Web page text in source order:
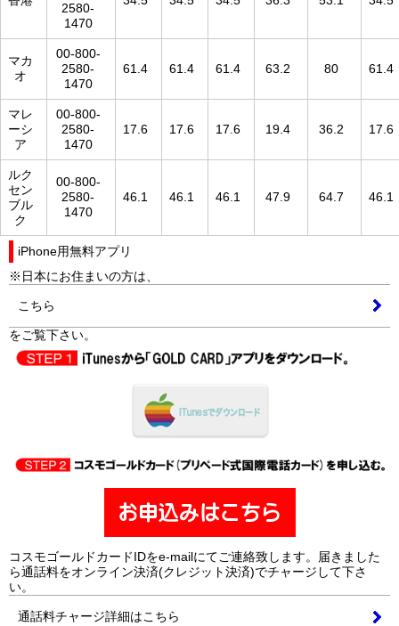
2580-
1470
マカ
オ
00-800-
2580-
1470
61.4 61.4 61.4 63.2 80 61.4
マレ
ーシ
ア
00-800-
2580-
1470
17.6 17.6 17.6 19.4 36.2 17.6
ルク
セン
ブル
ク
00-800-
2580-
1470
46.1 46.1 46.1 47.9 64.7 46.1
iPhone用無料アプリ
※日本にお住まいの方は、
こちら
をご覧下さい。
コスモゴールドカードIDをe-mailにてご連絡致します。届きました
ら通話料をオンライン決済(クレジット決済)でチャージして下さ
い。
通話料チャージ詳細はこちら